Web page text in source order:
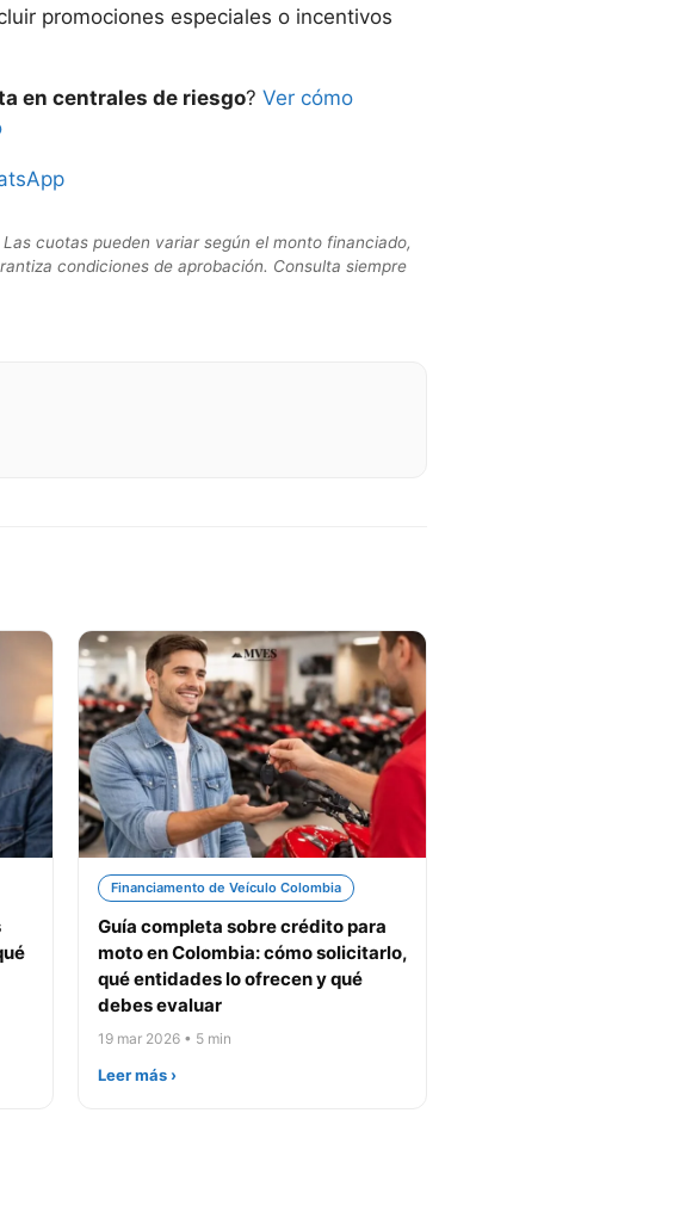
promociones especiales o incentivos
en centrales de riesgo? Ver cómo
cuotas pueden variar según el monto financiado,
condiciones de aprobación. Consulta siempre
Financiamento de Veículo Colombia
Guía completa sobre crédito para
moto en Colombia: cómo solicitarlo,
qué entidades lo ofrecen y qué
debes evaluar
19 mar 2026 • 5 min
Leer más ›